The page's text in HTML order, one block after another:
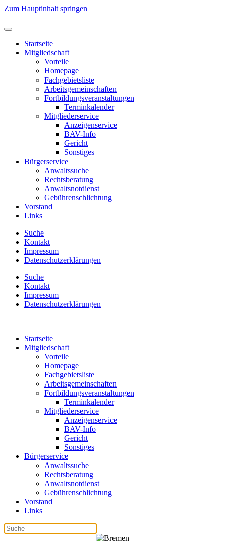
Zum Hauptinhalt springen
Startseite
Mitgliedschaft
Vorteile
Homepage
Fachgebietsliste
Arbeitsgemeinschaften
Fortbildungsveranstaltungen
Terminkalender
Mitgliederservice
Anzeigenservice
BAV-Info
Gericht
Sonstiges
Bürgerservice
Anwaltssuche
Rechtsberatung
Anwaltsnotdienst
Gebührenschlichtung
Vorstand
Links
Suche
Kontakt
Impressum
Datenschutzerklärungen
Suche
Kontakt
Impressum
Datenschutzerklärungen
Startseite
Mitgliedschaft
Vorteile
Homepage
Fachgebietsliste
Arbeitsgemeinschaften
Fortbildungsveranstaltungen
Terminkalender
Mitgliederservice
Anzeigenservice
BAV-Info
Gericht
Sonstiges
Bürgerservice
Anwaltssuche
Rechtsberatung
Anwaltsnotdienst
Gebührenschlichtung
Vorstand
Links